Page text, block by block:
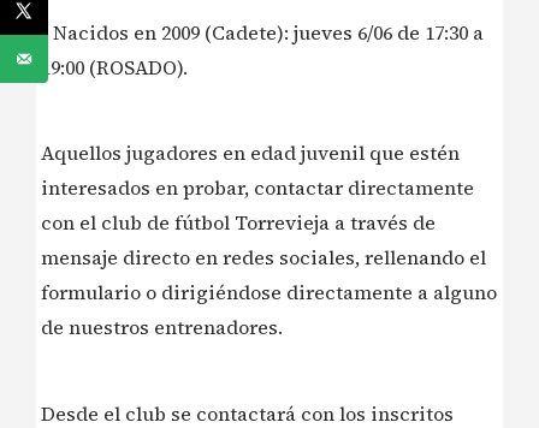
• Nacidos en 2009 (Cadete): jueves 6/06 de 17:30 a
19:00 (ROSADO).
Aquellos jugadores en edad juvenil que estén
interesados en probar, contactar directamente
con el club de fútbol Torrevieja a través de
mensaje directo en redes sociales, rellenando el
formulario o dirigiéndose directamente a alguno
de nuestros entrenadores.
Desde el club se contactará con los inscritos